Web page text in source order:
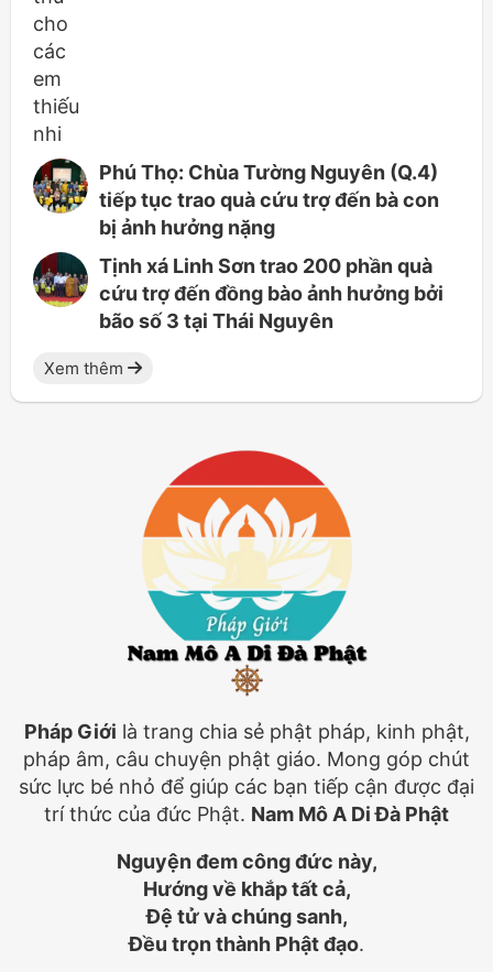
Phú Thọ: Chùa Tường Nguyên (Q.4)
tiếp tục trao quà cứu trợ đến bà con
bị ảnh hưởng nặng
Tịnh xá Linh Sơn trao 200 phần quà
cứu trợ đến đồng bào ảnh hưởng bởi
bão số 3 tại Thái Nguyên
Xem thêm
Pháp Giới là trang chia sẻ phật pháp, kinh phật,
pháp âm, câu chuyện phật giáo. Mong góp chút
sức lực bé nhỏ để giúp các bạn tiếp cận được đại
trí thức của đức Phật. Nam Mô A Di Đà Phật
Nguyện đem công đức này,
Hướng về khắp tất cả,
Đệ tử và chúng sanh,
Đều trọn thành Phật đạo.